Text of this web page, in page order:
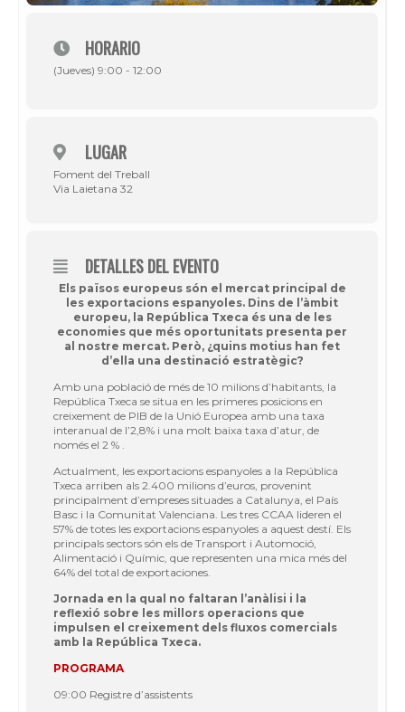
HORARIO
(Jueves) 9:00 - 12:00
LUGAR
Foment del Treball
Via Laietana 32
DETALLES DEL EVENTO
Els països europeus són el mercat principal de
les exportacions espanyoles. Dins de l’àmbit
europeu, la República Txeca és una de les
economies que més oportunitats presenta per
al nostre mercat. Però, ¿quins motius han fet
d’ella una destinació estratègic?
Amb una població de més de 10 milions d’habitants, la
República Txeca se situa en les primeres posicions en
creixement de PIB de la Unió Europea amb una taxa
interanual de l’2,8% i una molt baixa taxa d’atur, de
només el 2 % .
Actualment, les exportacions espanyoles a la República
Txeca arriben als 2.400 milions d’euros, provenint
principalment d’empreses situades a Catalunya, el País
Basc i la Comunitat Valenciana. Les tres CCAA lideren el
57% de totes les exportacions espanyoles a aquest destí. Els
principals sectors són els de Transport i Automoció,
Alimentació i Químic, que representen una mica més del
64% del total de exportaciones.
Jornada en la qual no faltaran l’anàlisi i la
reflexió sobre les millors operacions que
impulsen el creixement dels fluxos comercials
amb la República Txeca.
PROGRAMA
09:00 Registre d’assistents